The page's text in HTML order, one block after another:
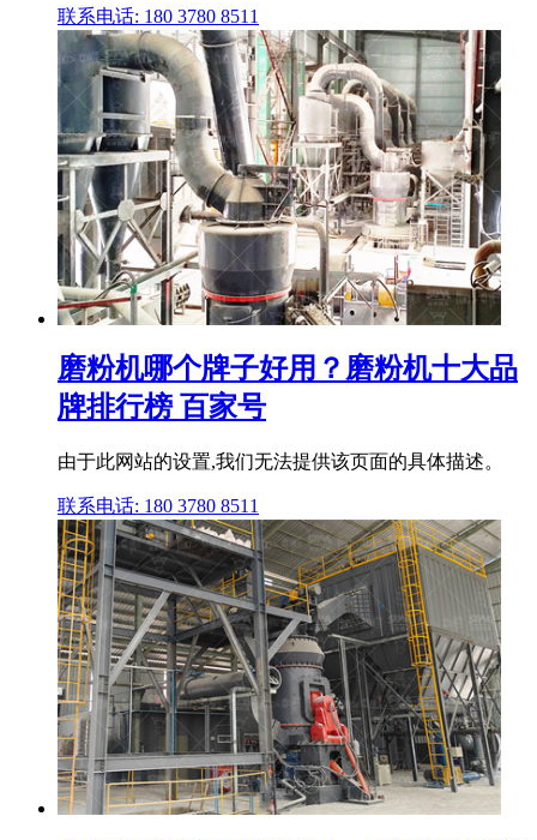
联系电话: 180 3780 8511
磨粉机哪个牌子好用？磨粉机十大品
牌排行榜 百家号
由于此网站的设置,我们无法提供该页面的具体描述。
联系电话: 180 3780 8511